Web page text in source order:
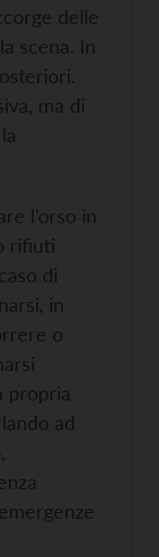
delle
scena. In
ma di
l’orso in
rifiuti
di
in
o
propria
ad